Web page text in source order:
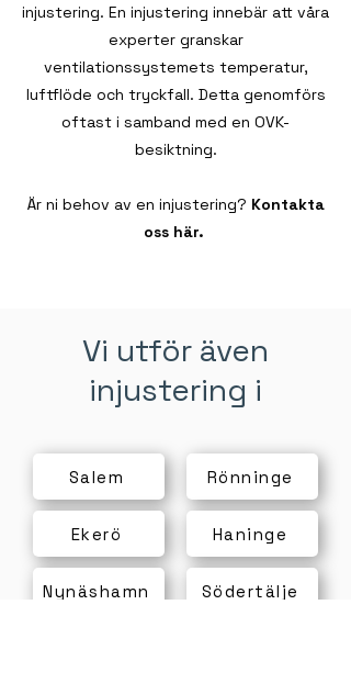
injustering. En injustering innebär att våra
experter granskar
ventilationssystemets temperatur,
luftflöde och tryckfall. Detta genomförs
oftast i samband med en OVK-
besiktning.
Är ni behov av en injustering? Kontakta
oss här.
Vi utför även
injustering i
Salem
Ekerö
Nynäshamn
Rönninge
Haninge
Södertälje